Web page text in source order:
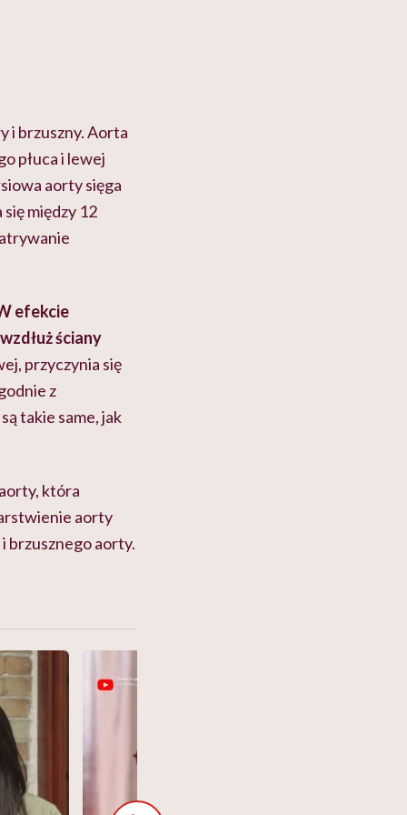
i brzuszny. Aorta
płuca i lewej
aorty sięga
między 12
efekcie
ściany
przyczynia się
z
takie same, jak
która
aorty
brzusznego aorty.